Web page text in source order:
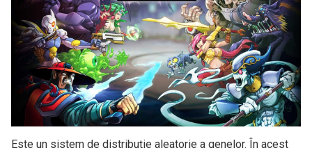
Este un sistem de distribuție aleatorie a genelor. În acest